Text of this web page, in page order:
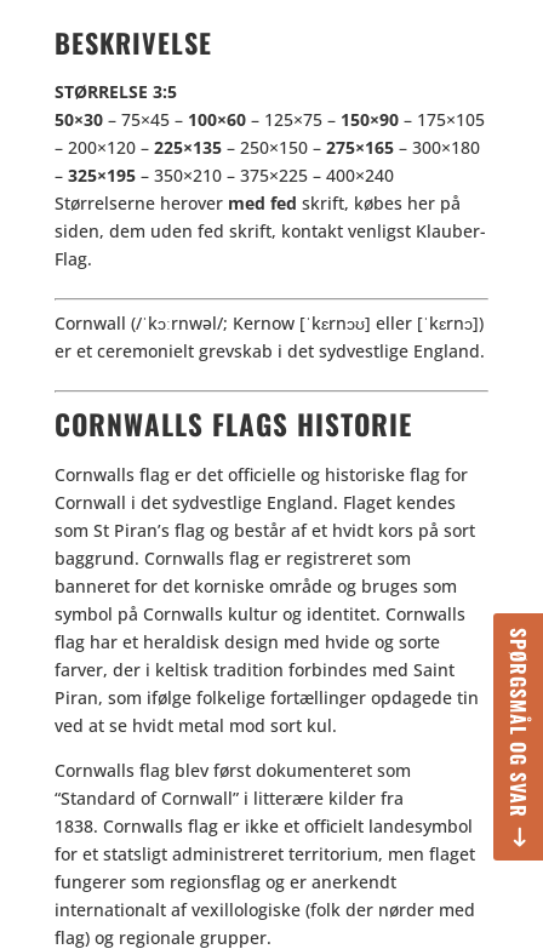
SPØRGSMÅL OG SVAR
BESKRIVELSE
STØRRELSE 3:5
50×30– 75×45 – 100×60– 125×75 – 150×90– 175×105
– 200×120 – 225×135– 250×150 – 275×165– 300×180
– 325×195– 350×210 – 375×225 – 400×240
Størrelserne herover med fed skrift, købes her på
siden, dem uden fed skrift, kontakt venligst Klauber-
Flag.
Cornwall (/ˈkɔːrnwəl/; Kernow [ˈkɛrnɔʊ] eller [ˈkɛrnɔ])
er et ceremonielt grevskab i det sydvestlige England.
CORNWALLS FLAGS HISTORIE
Cornwalls flag er det officielle og historiske flag for
Cornwall i det sydvestlige England. Flaget kendes
som St Piran’s flag og består af et hvidt kors på sort
baggrund. Cornwalls flag er registreret som
banneret for det korniske område og bruges som
symbol på Cornwalls kultur og identitet. Cornwalls
flag har et heraldisk design med hvide og sorte
farver, der i keltisk tradition forbindes med Saint
Piran, som ifølge folkelige fortællinger opdagede tin
ved at se hvidt metal mod sort kul.
Cornwalls flag blev først dokumenteret som
“Standard of Cornwall” i litterære kilder fra
1838. Cornwalls flag er ikke et officielt landesymbol
for et statsligt administreret territorium, men flaget
fungerer som regionsflag og er anerkendt
internationalt af vexillologiske (folk der nørder med
flag) og regionale grupper.